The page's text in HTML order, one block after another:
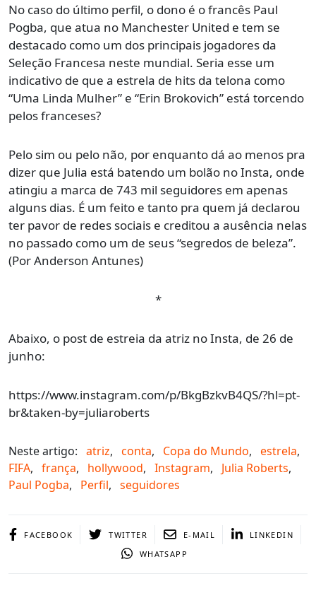
No caso do último perfil, o dono é o francês Paul
Pogba, que atua no Manchester United e tem se
destacado como um dos principais jogadores da
Seleção Francesa neste mundial. Seria esse um
indicativo de que a estrela de hits da telona como
“Uma Linda Mulher” e “Erin Brokovich” está torcendo
pelos franceses?
Pelo sim ou pelo não, por enquanto dá ao menos pra
dizer que Julia está batendo um bolão no Insta, onde
atingiu a marca de 743 mil seguidores em apenas
alguns dias. É um feito e tanto pra quem já declarou
ter pavor de redes sociais e creditou a ausência nelas
no passado como um de seus “segredos de beleza”.
(Por Anderson Antunes)
*
Abaixo, o post de estreia da atriz no Insta, de 26 de
junho:
https://www.instagram.com/p/BkgBzkvB4QS/?hl=pt-
br&taken-by=juliaroberts
Neste artigo: atriz, conta, Copa do Mundo, estrela,
FIFA, frança, hollywood, Instagram, Julia Roberts,
Paul Pogba, Perfil, seguidores
FACEBOOK TWITTER E-MAIL
LINKEDIN
WHATSAPP